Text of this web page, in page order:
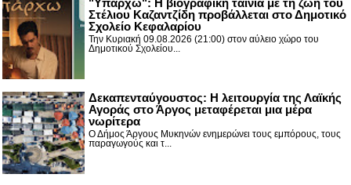
"Υπάρχω": Η βιογραφική ταινία με τη ζωή του
Στέλιου Καζαντζίδη προβάλλεται στο Δημοτικό
Σχολείο Κεφαλαρίου
Την Κυριακή 09.08.2026 (21:00) στον αύλειο χώρο του
Δημοτικού Σχολείου...
Δεκαπενταύγουστος: H λειτουργία της Λαϊκής
Αγοράς στο Άργος μεταφέρεται μια μέρα
νωρίτερα
Ο Δήμος Άργους Μυκηνών ενημερώνει τους εμπόρους, τους
παραγωγούς και τ...